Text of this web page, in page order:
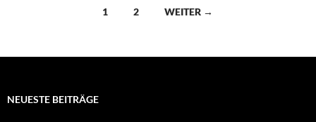
Beitragsnavigation
1 2 WEITER →
NEUESTE BEITRÄGE